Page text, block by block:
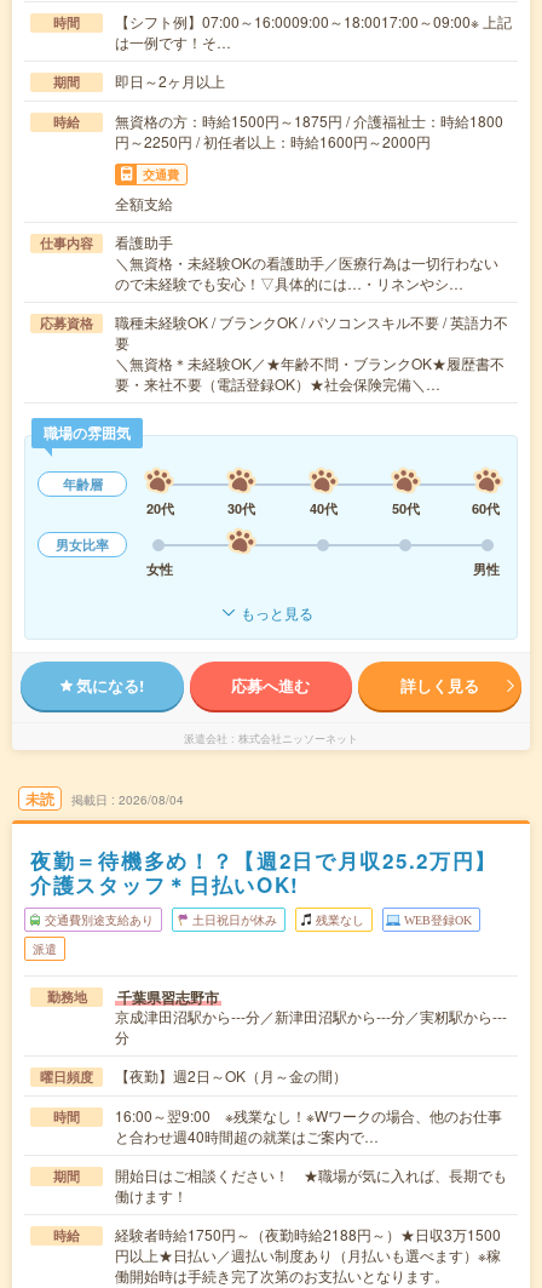
時間
【シフト例】07:00～16:0009:00～18:0017:00～09:00※ 上記
は一例です！そ…
期間 即日～2ヶ月以上
時給
無資格の方：時給1500円～1875円 / 介護福祉士：時給1800
円～2250円 / 初任者以上：時給1600円～2000円
交通費
全額支給
仕事内容
看護助手
＼無資格・未経験OKの看護助手／医療行為は一切行わない
ので未経験でも安心！▽具体的には…・リネンやシ…
応募資格
職種未経験OK / ブランクOK / パソコンスキル不要 / 英語力不
要
＼無資格＊未経験OK／★年齢不問・ブランクOK★履歴書不
要・来社不要（電話登録OK）★社会保険完備＼…
職場の雰囲気
年齢層
20代
30代 40代 50代
60代
男女比率
女性
男性
もっと見る
気になる! 応募へ進む 詳しく見る
派遣会社 株式会社ニッソーネット
未読 掲載日 2026/08/04
夜勤＝待機多め！？【週2日で月収25.2万円】
介護スタッフ＊日払いOK!
交通費別途支給あり 土日祝日が休み 残業なし WEB登録OK
派遣
勤務地 千葉県習志野市
京成津田沼駅から---分／新津田沼駅から---分／実籾駅から---
分
曜日頻度 【夜勤】週2日～OK（月～金の間）
時間
16:00～翌9:00 ※残業なし！※Wワークの場合、他のお仕事
と合わせ週40時間超の就業はご案内で…
期間
開始日はご相談ください！ ★職場が気に入れば、長期でも
働けます！
時給
経験者時給1750円～（夜勤時給2188円～）★日収3万1500
円以上★日払い／週払い制度あり（月払いも選べます）※稼
働開始時は手続き完了次第のお支払いとなります。